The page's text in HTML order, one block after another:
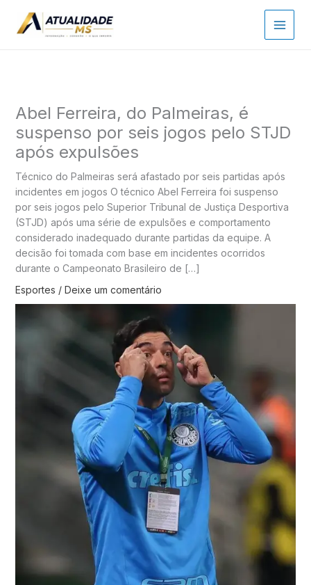
Abel Ferreira, do Palmeiras, é
suspenso por seis jogos pelo STJD
após expulsões
Técnico do Palmeiras será afastado por seis partidas após
incidentes em jogos O técnico Abel Ferreira foi suspenso
por seis jogos pelo Superior Tribunal de Justiça Desportiva
(STJD) após uma série de expulsões e comportamento
considerado inadequado durante partidas da equipe. A
decisão foi tomada com base em incidentes ocorridos
durante o Campeonato Brasileiro de […]
Esportes / Deixe um comentário